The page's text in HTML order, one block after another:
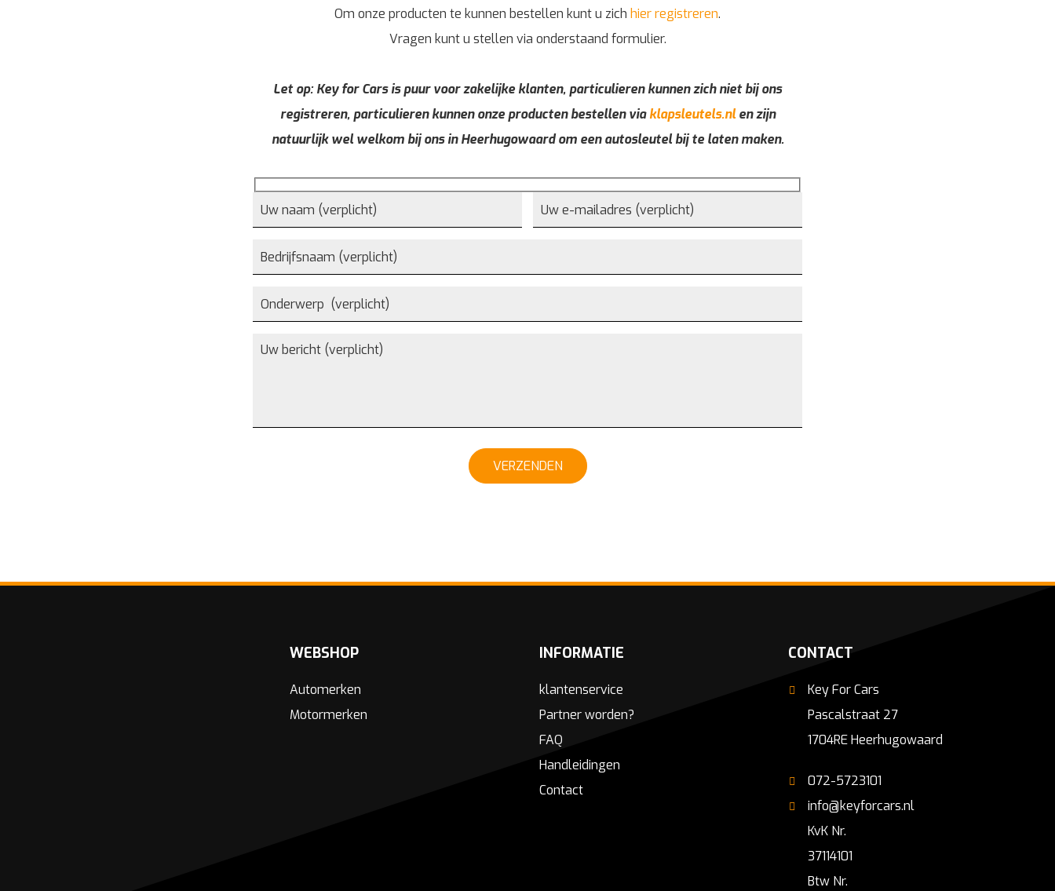
Om onze producten te kunnen bestellen kunt u zich hier registreren.
Vragen kunt u stellen via onderstaand formulier.
Let op: Key for Cars is puur voor zakelijke klanten, particulieren kunnen zich niet bij ons
registreren, particulieren kunnen onze producten bestellen viaklapsleutels.nlen zijn
natuurlijk wel welkom bij ons in Heerhugowaard om een autosleutel bij te laten maken.
VERZENDEN
WEBSHOP
Automerken
Motormerken
INFORMATIE
klantenservice
Partner worden?
FAQ
Handleidingen
Contact
CONTACT
Key For Cars
Pascalstraat 27
1704RE Heerhugowaard
072-5723101
info@keyforcars.nl
KvK Nr.
37114101
Btw Nr.